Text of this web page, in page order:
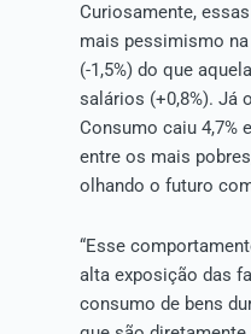
Curiosamente,
mais pessimismo
(-1,5%) do que
salários (+0,8%). Já
Consumo caiu 4,7%
entre os mais
olhando o futuro
“Esse
alta exposição das
consumo de bens